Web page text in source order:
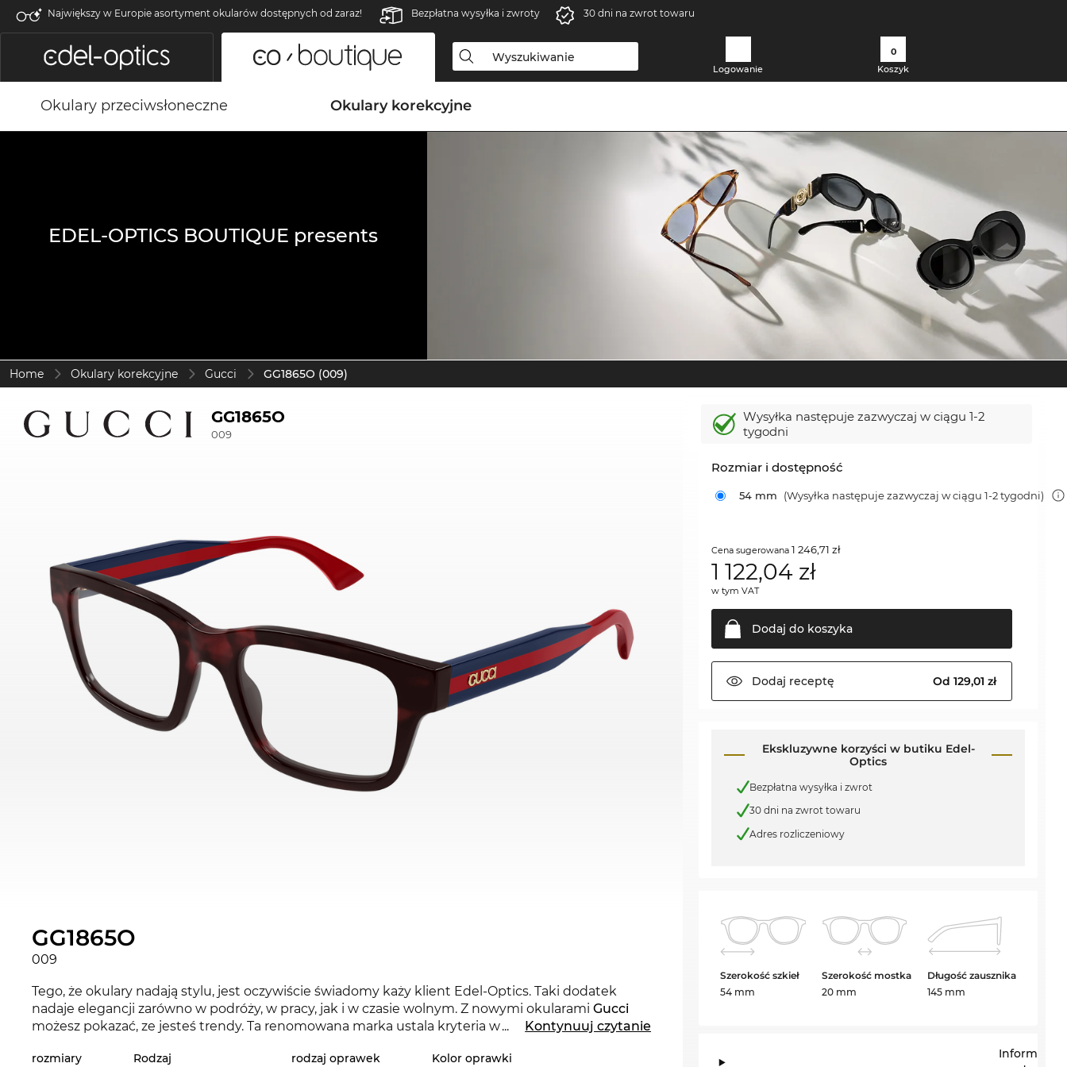
Największy w Europie asortyment okularów dostępnych od zaraz! Bezpłatna wysyłka i zwroty 30 dni na zwrot towaru
Logowanie
0
Koszyk
Okulary przeciwsłoneczne Okulary korekcyjne
EDEL-OPTICS BOUTIQUE presents
Home Okulary korekcyjne Gucci GG1865O (009)
GG1865O
009
GG1865O
009
Tego, że okulary nadają stylu, jest oczywiście świadomy każy klient Edel-Optics. Taki dodatek
nadaje elegancji zarówno w podróży, w pracy, jak i w czasie wolnym. Z nowymi okularami Gucci
możesz pokazać, ze jesteś trendy. Ta renomowana marka ustala kryteria w bieącym sezonie 2025.
Ten mode Okulary korekcyjne zagwarantuje zarównokobietom, jak imężczyznom
... Kontynuuj czytanie
rozmiary Rodzaj rodzaj oprawek Kolor oprawki
Wysyłka następuje zazwyczaj w ciągu 1-2
tygodni
Rozmiar i dostępność
54 mm (Wysyłka następuje zazwyczaj w ciągu 1-2 tygodni)
Cena sugerowana1 246,71 zł
1 122,04 zł
w tym VAT
Dodaj do koszyka
Dodaj receptę Od 129,01 zł
Ekskluzywne korzyści w butiku Edel-
Optics
Bezpłatna wysyłka i zwrot
30 dni na zwrot towaru
Adres rozliczeniowy
Szerokość szkieł
54 mm
Szerokość mostka
20 mm
Długość zausznika
145 mm
Informacje